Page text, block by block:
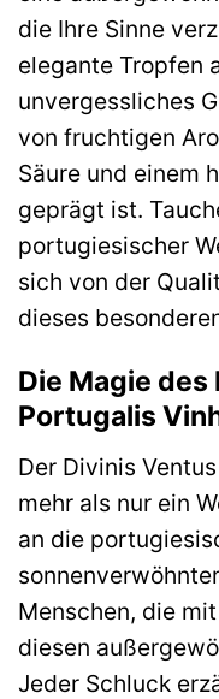
die Ihre Sinne
elegante Tropfen
unvergessliches
von fruchtigen
Säure und einem
geprägt ist.
portugiesischer
sich von der
dieses
Die Magie
Portugalis
Der Divinis
mehr als nur ein
an die
Menschen, die
diesen
Jeder Schluck